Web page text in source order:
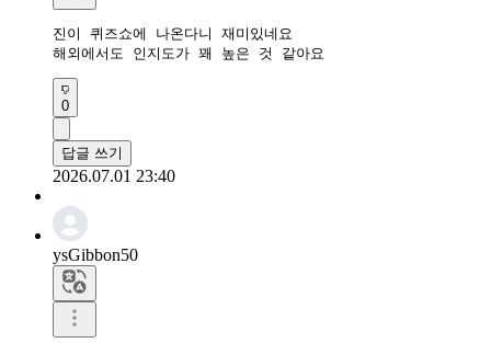
진이 퀴즈쇼에 나온다니 재미있네요
해외에서도 인지도가 꽤 높은 것 같아요
0
답글 쓰기
2026.07.01 23:40
ysGibbon50